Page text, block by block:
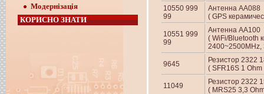
Модернізація
КОРИСНО ЗНАТИ
10550 999
99
Антенна AA088
( GPS
10551 999
99
Антенна AA100
( WiFi/Bluetooth
2400~2500MHz,
9645
Резистор 2322
( SFR16S 1
11049
Резистор 2322
( MRS25 3,3